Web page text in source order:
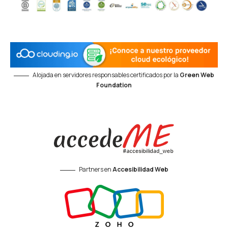
Alojada en servidores responsables certificados por la Green Web
Foundation
Partners enAccesibilidad Web